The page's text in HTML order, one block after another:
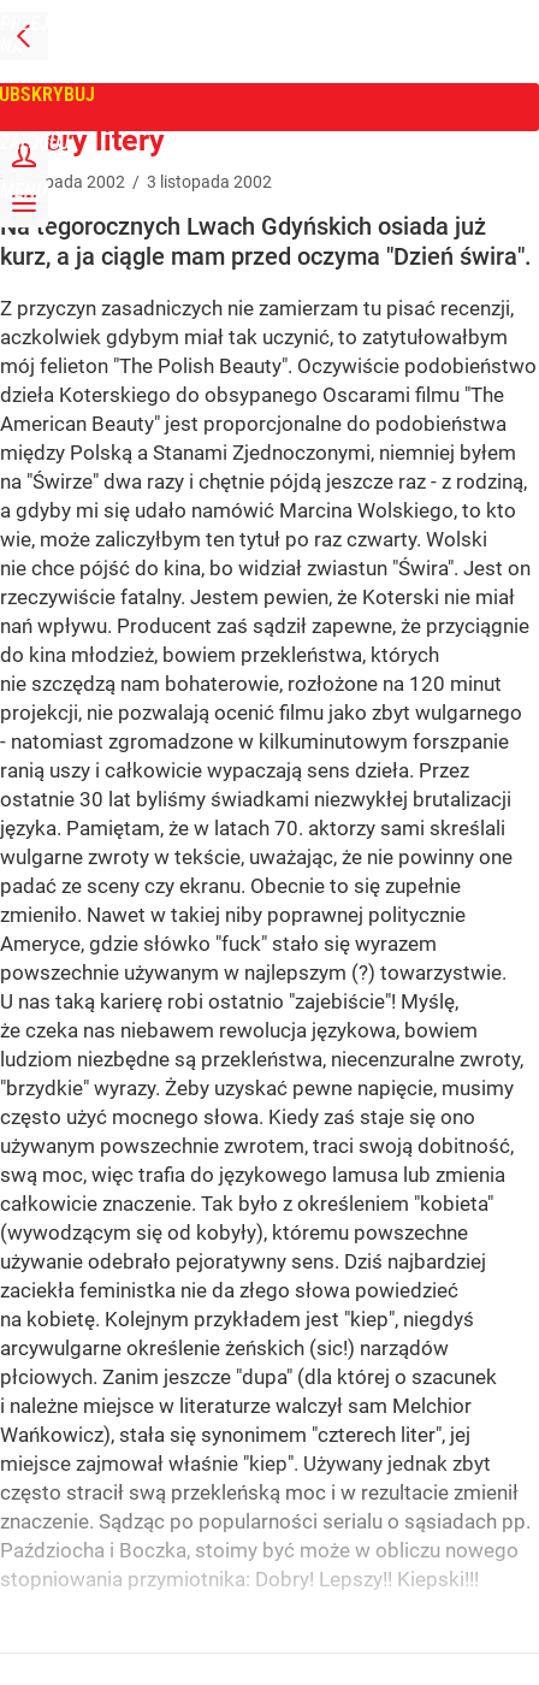
PRZEJDŹ
NA
GŁÓWNĄ
ZALOGUJ
MENU
Tygodnik Wprost
Cztery litery
3 listopada 2002 / 3 listopada 2002
Na tegorocznych Lwach Gdyńskich osiada już
kurz, a ja ciągle mam przed oczyma "Dzień świra".
Z przyczyn zasadniczych nie zamierzam tu pisać recenzji,
aczkolwiek gdybym miał tak uczynić, to zatytułowałbym
mój felieton "The Polish Beauty". Oczywiście podobieństwo
dzieła Koterskiego do obsypanego Oscarami filmu "The
American Beauty" jest proporcjonalne do podobieństwa
między Polską a Stanami Zjednoczonymi, niemniej byłem
na "Świrze" dwa razy i chętnie pójdą jeszcze raz - z rodziną,
a gdyby mi się udało namówić Marcina Wolskiego, to kto
wie, może zaliczyłbym ten tytuł po raz czwarty. Wolski
nie chce pójść do kina, bo widział zwiastun "Świra". Jest on
rzeczywiście fatalny. Jestem pewien, że Koterski nie miał
nań wpływu. Producent zaś sądził zapewne, że przyciągnie
do kina młodzież, bowiem przekleństwa, których
nie szczędzą nam bohaterowie, rozłożone na 120 minut
projekcji, nie pozwalają ocenić filmu jako zbyt wulgarnego
- natomiast zgromadzone w kilkuminutowym forszpanie
ranią uszy i całkowicie wypaczają sens dzieła. Przez
ostatnie 30 lat byliśmy świadkami niezwykłej brutalizacji
języka. Pamiętam, że w latach 70. aktorzy sami skreślali
wulgarne zwroty w tekście, uważając, że nie powinny one
padać ze sceny czy ekranu. Obecnie to się zupełnie
zmieniło. Nawet w takiej niby poprawnej politycznie
Ameryce, gdzie słówko "fuck" stało się wyrazem
powszechnie używanym w najlepszym (?) towarzystwie.
U nas taką karierę robi ostatnio "zajebiście"! Myślę,
że czeka nas niebawem rewolucja językowa, bowiem
ludziom niezbędne są przekleństwa, niecenzuralne zwroty,
"brzydkie" wyrazy. Żeby uzyskać pewne napięcie, musimy
często użyć mocnego słowa. Kiedy zaś staje się ono
używanym powszechnie zwrotem, traci swoją dobitność,
swą moc, więc trafia do językowego lamusa lub zmienia
całkowicie znaczenie. Tak było z określeniem "kobieta"
(wywodzącym się od kobyły), któremu powszechne
używanie odebrało pejoratywny sens. Dziś najbardziej
zaciekła feministka nie da złego słowa powiedzieć
na kobietę. Kolejnym przykładem jest "kiep", niegdyś
arcywulgarne określenie żeńskich (sic!) narządów
płciowych. Zanim jeszcze "dupa" (dla której o szacunek
i należne miejsce w literaturze walczył sam Melchior
Wańkowicz), stała się synonimem "czterech liter", jej
miejsce zajmował właśnie "kiep". Używany jednak zbyt
często stracił swą przekleńską moc i w rezultacie zmienił
znaczenie. Sądząc po popularności serialu o sąsiadach pp.
Paździocha i Boczka, stoimy być może w obliczu nowego
stopniowania przymiotnika: Dobry! Lepszy!! Kiepski!!!